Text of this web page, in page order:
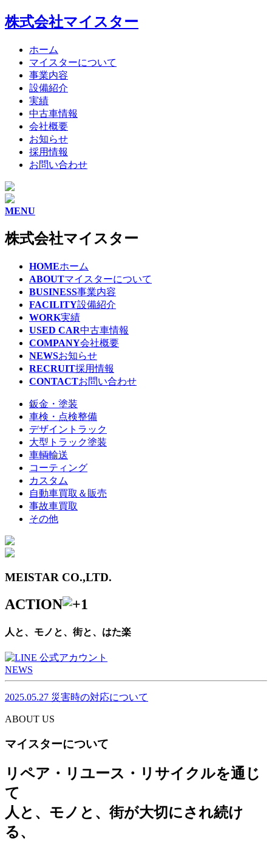
株式会社マイスター
ホーム
マイスターについて
事業内容
設備紹介
実績
中古車情報
会社概要
お知らせ
採用情報
お問い合わせ
MENU
株式会社マイスター
HOMEホーム
ABOUTマイスターについて
BUSINESS事業内容
FACILITY設備紹介
WORK実績
USED CAR中古車情報
COMPANY会社概要
NEWSお知らせ
RECRUIT採用情報
CONTACTお問い合わせ
鈑金・塗装
車検・点検整備
デザイントラック
大型トラック塗装
車輌輸送
コーティング
カスタム
自動車買取＆販売
事故車買取
その他
MEISTAR CO.,LTD.
ACTION
人と、モノと、街と、はた楽
NEWS
2025.05.27 災害時の対応について
ABOUT US
マイスターについて
リペア・リユース・リサイクルを通じ
て
人と、モノと、街が大切にされ続け
る、